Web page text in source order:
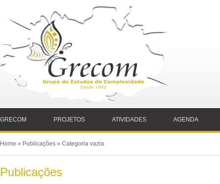
GRECOM PROJETOS ATIVIDADES AGENDA
Home » Publicações » Categoria vazia
Publicações